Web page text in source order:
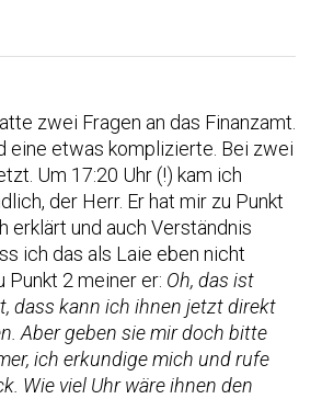
zwei Fragen an das Finanzamt.
eine etwas komplizierte. Bei zwei
Um 17:20 Uhr (!) kam ich
der Herr. Er hat mir zu Punkt
erklärt und auch Verständnis
ich das als Laie eben nicht
Punkt 2 meiner er: Oh, das ist
dass kann ich ihnen jetzt direkt
Aber geben sie mir doch bitte
ich erkundige mich und rufe
Wie viel Uhr wäre ihnen den